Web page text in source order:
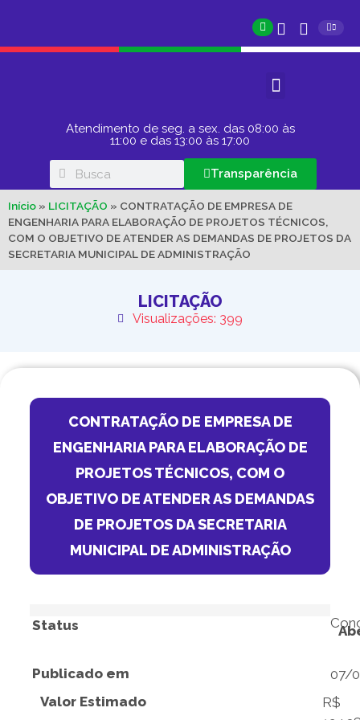
Atendimento de seg. a sex. das 08:00 às
11:00 e das 13:00 às 17:00
Transparência
Início » LICITAÇÃO » CONTRATAÇÃO DE EMPRESA DE
ENGENHARIA PARA ELABORAÇÃO DE PROJETOS TÉCNICOS,
COM O OBJETIVO DE ATENDER AS DEMANDAS DE PROJETOS DA
SECRETARIA MUNICIPAL DE ADMINISTRAÇÃO
LICITAÇÃO
Visualizações: 399
CONTRATAÇÃO DE EMPRESA DE
ENGENHARIA PARA ELABORAÇÃO DE
PROJETOS TÉCNICOS, COM O
OBJETIVO DE ATENDER AS DEMANDAS
DE PROJETOS DA SECRETARIA
MUNICIPAL DE ADMINISTRAÇÃO
Status
Publicado em
07/
Valor Estimado
R$